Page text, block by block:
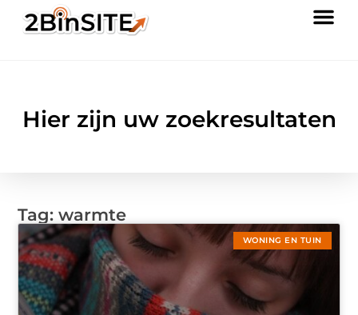
Hier zijn uw zoekresultaten
Tag: warmte
WONING EN TUIN